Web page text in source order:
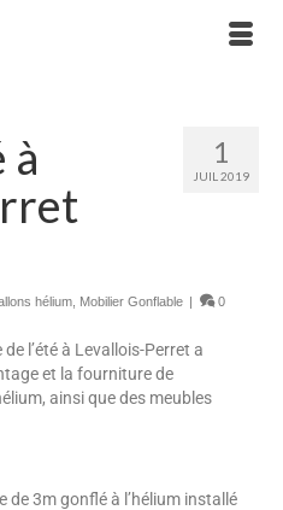
1
JUIL 2019
à
hélium Mobilier Gonflable | 0
l’été à Levallois-Perret a
et la fourniture de
ainsi que des meubles
de 3m gonflé à l’hélium installé